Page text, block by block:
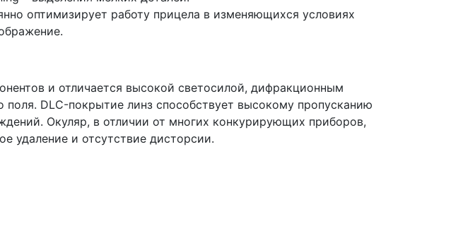
оптимизирует работу прицела в изменяющихся условиях
и отличается высокой светосилой, дифракционным
DLC-покрытие линз способствует высокому пропусканию
Окуляр, в отличии от многих конкурирующих приборов,
удаление и отсутствие дисторсии.